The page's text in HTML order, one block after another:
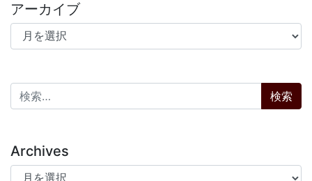
アーカイブ
アーカイブ
検索:
Archives
Archives